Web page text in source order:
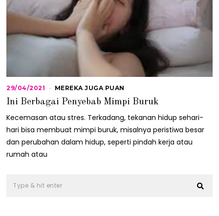
29/04/2021 0
/
5
/
0
1
MEREKA JUGA PUAN
Ini Berbagai Penyebab Mimpi Buruk
Kecemasan atau stres. Terkadang, tekanan hidup sehari-
hari bisa membuat mimpi buruk, misalnya peristiwa besar
dan perubahan dalam hidup, seperti pindah kerja atau
rumah atau